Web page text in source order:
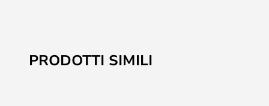
PRODOTTI SIMILI